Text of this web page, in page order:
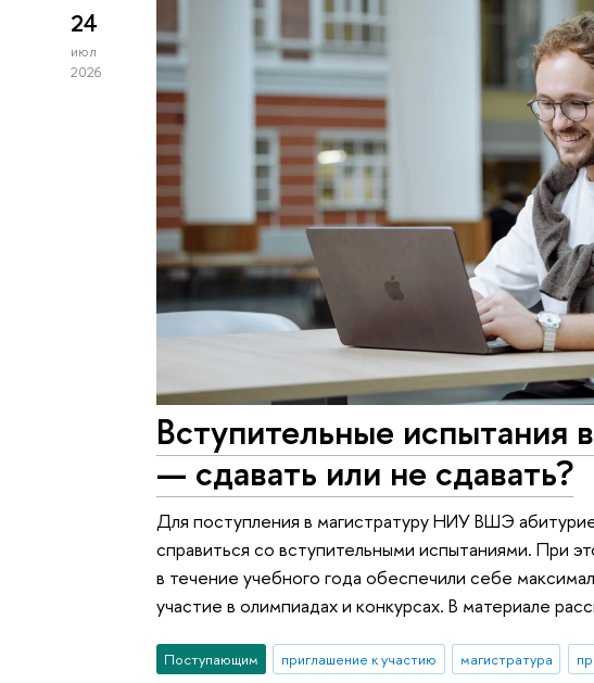
24
июл
2026
Вступительные испытания
— сдавать или не сдавать?
Для поступления в магистратуру НИУ ВШЭ
справиться со вступительными испытаниями. При
в течение учебного года обеспечили себе
участие в олимпиадах и конкурсах. В материале
Поступающим приглашение к участию магистратура